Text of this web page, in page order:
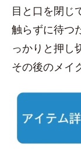
目と口を閉じ
触らずに待つ
っかりと押し
その後のメイ